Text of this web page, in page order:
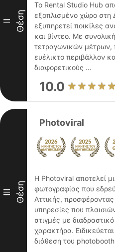
II Θέση
Το Rental Studio Hub
εξοπλισμένο χώρο στη
εξυπηρετεί ποικίλες
και βίντεο. Με
τετραγωνικών μέτρων,
ευέλικτο περιβάλλον
διαφορετικούς ...
10.0
III Θέση
Photoviral
Η Photoviral αποτελεί
φωτογραφίας που
Αττικής,
υπηρεσίες που
στιγμές με
χαρακτήρα. Ειδικεύεται
διάθεση του